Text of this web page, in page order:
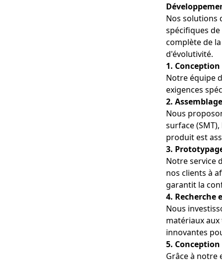
Nos solutions
spécifiques
complète de
d'évolutivité.
1.
Notre équipe
exigences
2.
Nous
surface
produit est
3.
Notre service
nos clients à
garantit la
4. Recherche
Nous
matériaux
innovantes
5.
Grâce à notre
Systèmes de
industrielle
défauts et
d’images à